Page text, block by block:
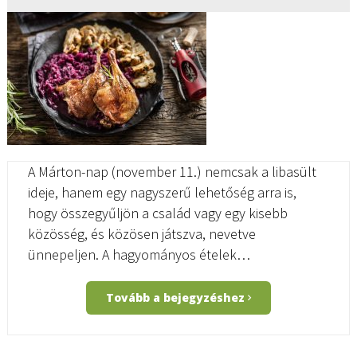
A Márton-nap (november 11.) nemcsak a libasült
ideje, hanem egy nagyszerű lehetőség arra is,
hogy összegyűljön a család vagy egy kisebb
közösség, és közösen játszva, nevetve
ünnepeljen. A hagyományos ételek…
Tovább a bejegyzéshez